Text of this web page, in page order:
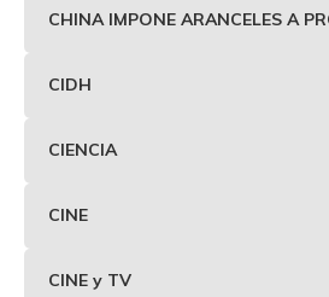
CHINA IMPONE ARANCELES A
CIDH
CIENCIA
CINE
CINE y TV